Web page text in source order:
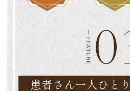
患者さん一人ひと